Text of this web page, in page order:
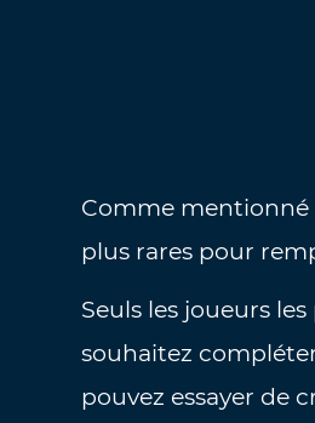
Comme mentionné
plus rares pour
Seuls les joueurs
souhaitez
pouvez essayer de